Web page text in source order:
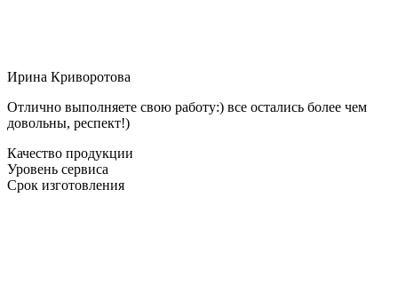
Ирина Криворотова
Отлично выполняете свою работу:) все остались более чем
довольны, респект!)
Качество продукции
Уровень сервиса
Срок изготовления